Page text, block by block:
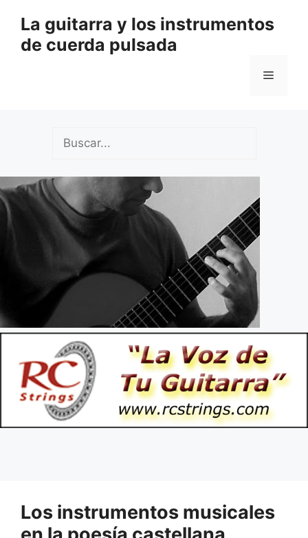
contenido
La guitarra y los instrumentos
de cuerda pulsada
Menú
Los instrumentos musicales